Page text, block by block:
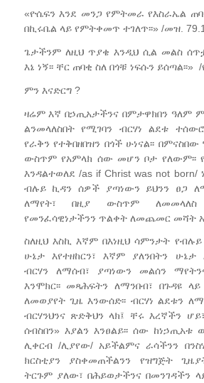
«ዮሴፍን እንደ መንጋ የምትመራ የእስራኤል
በኪሩቤል ላይ የምትቀመጥ ተገለጥ፡፡» /መዝ.
ጌታችንም ለዚህ ጥያቄ እንዲህ ሲል መልስ
እኔ ነኝ፡፡ ቸር ጠባቂ ስለ በጎቹ ነፍሱን ይሰጣል፡፡»
ምን እናድርግ ?
ዛሬም እኛ በኃጢአታችንና በምታዋክበን ዓለም
ልንመላለስበት የሚገባን ብርሃነ ልደቱ
የራቅን የተቅበዘበዝን በጎች ሁነናል፡፡
ውስጥም የአምላክ ሰው መሆን ቦታ የለውም፡፡
እንዳልተወለደ /as if Christ was not born/
ብሉይ ኪዳን ሰዎች ያጣነውን ይህንን ፀጋ
ለማየት፣ በዚያ ውስጥም ለመመላለስ
የመንፈሳዊነታችንን ጥልቀት ለመጨመር መሻት
ስለዚህ እስኪ እኛም በእነዚህ ሳምንታት የብሉይ
ሁኔታ እየተዘከርን፣ እኛም ያለንበትን ሁኔታ
ብርሃን ለማሰብ፣ ያጣነውን መልሰን
እንሞክር፡፡ መጻሕፍትን ለማንበብ፣ በጉዳዩ
ለመወያየት ጊዜ እንውሰድ፡፡ ብርሃነ ልደቱን
ብርሃንህንና ጽድቅህን ላክ፤ ቸሩ እረኛችን
ሰብስበን» እያልን እንፀልይ፡፡ ሰው ከነኃጢአቱ
ሊቀርብ /ሊያየው/ አይችልምና ራሳችንን በንስሃ
ክርስቲያን ያስቀመጠችልንን የዝግጅት
ትርጉም ያለው፣ በሕይወታችንና በመንገዳችን